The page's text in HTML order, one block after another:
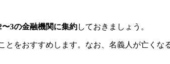
〜3の金融機関に集約しておきましょう。
をおすすめします。なお、名義人が亡くな